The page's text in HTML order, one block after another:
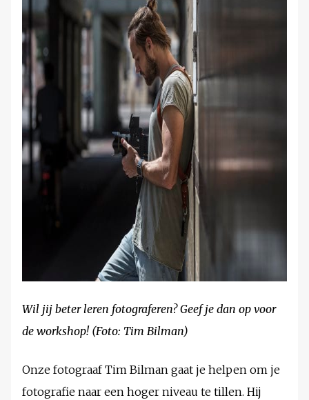
Wil jij beter leren fotograferen? Geef je dan op voor
de workshop! (Foto: Tim Bilman)
Onze fotograaf Tim Bilman gaat je helpen om je
fotografie naar een hoger niveau te tillen. Hij